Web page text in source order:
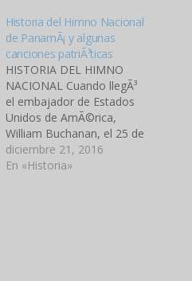
Historia del Himno Nacional
de PanamÃ¡ y algunas
canciones patriÃ³ticas
HISTORIA DEL HIMNO
NACIONAL Cuando llegÃ³
el embajador de Estados
Unidos de AmÃ©rica,
William Buchanan, el 25 de
Diciembre de 1903, no
tenÃ­amos Himno
diciembre 21, 2016
En «Historia»